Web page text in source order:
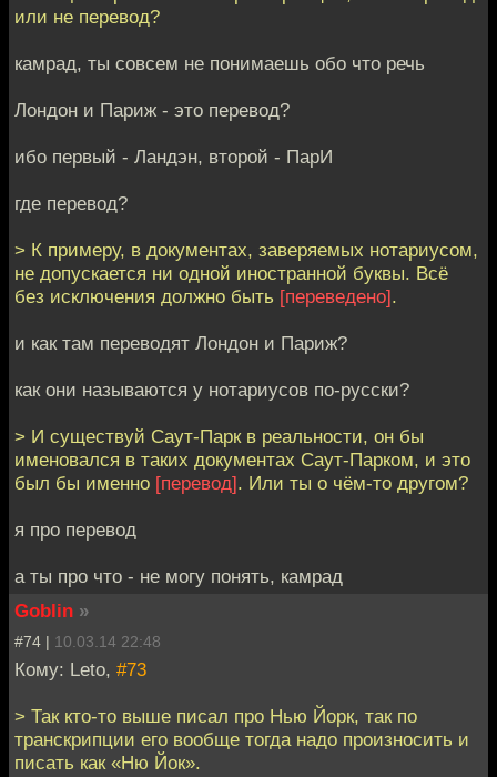
или не перевод?
камрад, ты совсем не понимаешь обо что речь
Лондон и Париж - это перевод?
ибо первый - Ландэн, второй - ПарИ
где перевод?
> К примеру, в документах, заверяемых нотариусом,
не допускается ни одной иностранной буквы. Всё
без исключения должно быть [переведено].
и как там переводят Лондон и Париж?
как они называются у нотариусов по-русски?
> И существуй Саут-Парк в реальности, он бы
именовался в таких документах Саут-Парком, и это
был бы именно [перевод]. Или ты о чём-то другом?
я про перевод
а ты про что - не могу понять, камрад
Goblin »
#74 | 10.03.14 22:48
Кому: Leto, #73
> Так кто-то выше писал про Нью Йорк, так по
транскрипции его вообще тогда надо произносить и
писать как «Ню Йок».